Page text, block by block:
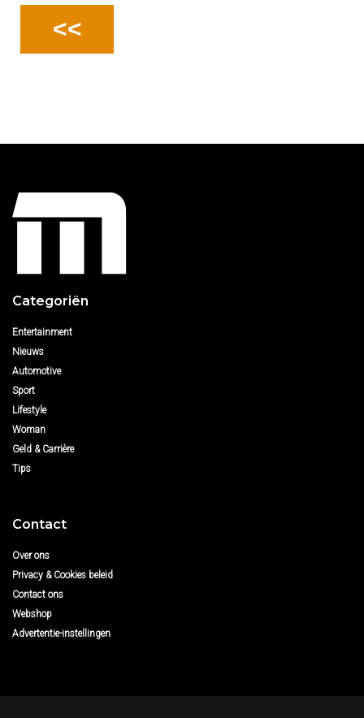
<<
Categoriën
Entertainment
Nieuws
Automotive
Sport
Lifestyle
Woman
Geld & Carrière
Tips
Contact
Over ons
Privacy & Cookies beleid
Contact ons
Webshop
Advertentie-instellingen